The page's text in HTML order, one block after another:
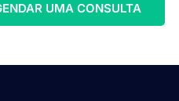
UMA CONSULTA